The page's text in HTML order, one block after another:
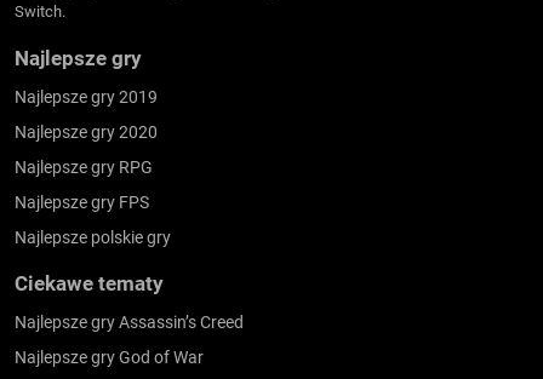
Switch.
Najlepsze gry
Najlepsze gry 2019
Najlepsze gry 2020
Najlepsze gry RPG
Najlepsze gry FPS
Najlepsze polskie gry
Ciekawe tematy
Najlepsze gry Assassin’s Creed
Najlepsze gry God of War